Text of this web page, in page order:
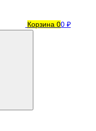
Корзина 00 ₽